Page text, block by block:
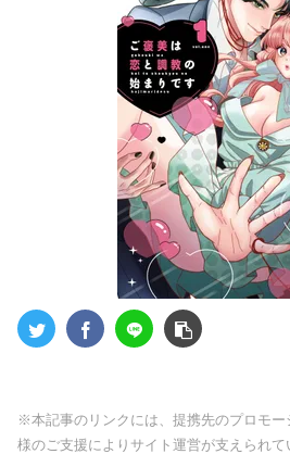
※本記事のリンクには、提携先のプロモ
様のご支援によりサイト運営が支えられて